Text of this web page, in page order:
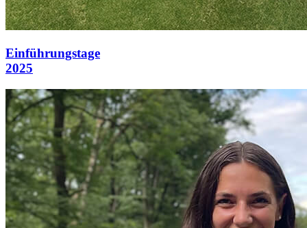
Einführungstage
2025